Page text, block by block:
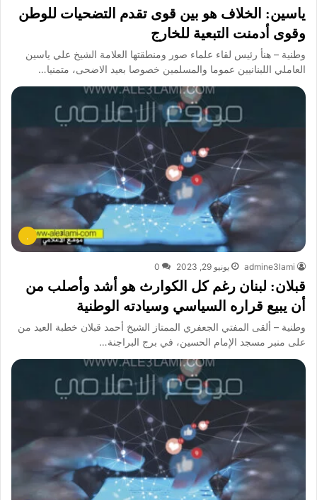
ياسين: الخلاف هو بين قوى تقدم التضحيات للوطن
وقوى أدمنت التبعية للخارج
وطنية – هنأ رئيس لقاء علماء صور ومنطقتها العلامة الشيخ علي ياسين
العاملي اللبنانيين عموما والمسلمين خصوصا بعيد الاضحى، متمنيا…
.
admine3lami يونيو 29, 2023 0
قبلان: لبنان رغم كل الكوارث هو أشد وأصلب من
أن يبيع قراره السياسي وسيادته الوطنية
وطنية – ألقى المفتي الجعفري الممتاز الشيخ أحمد قبلان خطبة العيد من
على منبر مسجد الإمام الحسين، في برج البراجنة…